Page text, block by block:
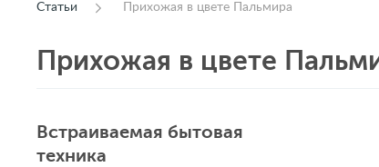
Статьи Прихожая в цвете Пальмира
Прихожая в цвете
Встраиваемая бытовая
техника